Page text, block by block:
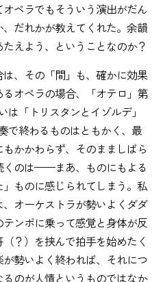
ペラでもそういう演出がだん
だれかが教えてくれた。余韻
えよう、ということなのか？
、その「間」も、確かに効果
オペラの場合、「オテロ」第
「トリスタンとイゾルデ」
で終わるものはともかく、最
かかわらず、そのまましばら
くのは——まあ、ものにもよる
ものに感じられてしまう。私
オーケストラが勢いよくダダ
ンポに乗って感覚と身体が反
？）を挟んで拍手を始めたく
勢いよく終われば、それにつ
のが人情というものではなか